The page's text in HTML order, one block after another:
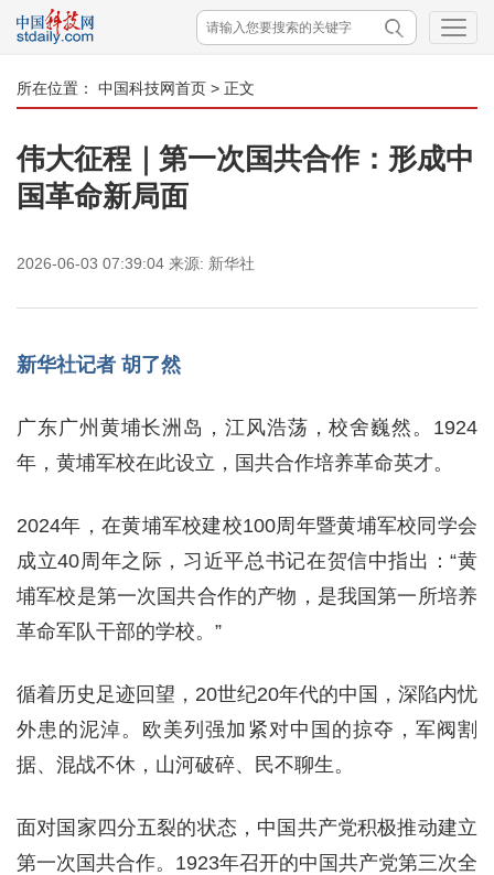
所在位置： 中国科技网首页 > 正文
伟大征程｜第一次国共合作：形成中
国革命新局面
2026-06-03 07:39:04 来源: 新华社
新华社记者 胡了然
广东广州黄埔长洲岛，江风浩荡，校舍巍然。1924
年，黄埔军校在此设立，国共合作培养革命英才。
2024年，在黄埔军校建校100周年暨黄埔军校同学会
成立40周年之际，习近平总书记在贺信中指出：“黄
埔军校是第一次国共合作的产物，是我国第一所培养
革命军队干部的学校。”
循着历史足迹回望，20世纪20年代的中国，深陷内忧
外患的泥淖。欧美列强加紧对中国的掠夺，军阀割
据、混战不休，山河破碎、民不聊生。
面对国家四分五裂的状态，中国共产党积极推动建立
第一次国共合作。1923年召开的中国共产党第三次全